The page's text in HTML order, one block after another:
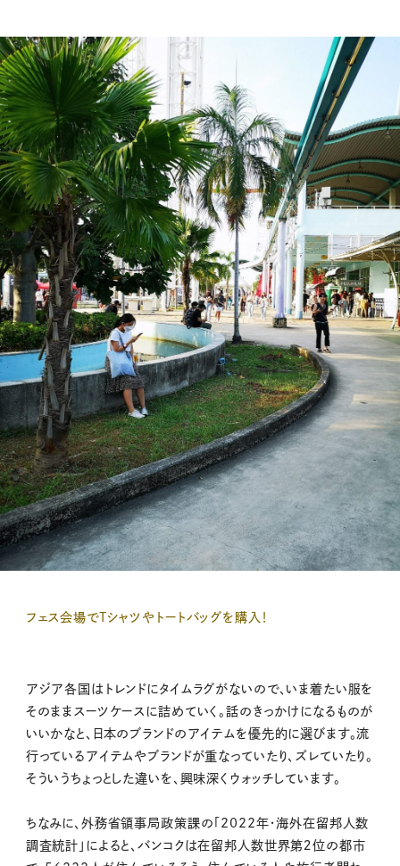
フェス会場でTシャツやトートバッグを購入！
アジア各国はトレンドにタイムラグがないので、いま着たい服を
そのままスーツケースに詰めていく。話のきっかけになるものが
いいかなと、日本のブランドのアイテムを優先的に選びます。流
行っているアイテムやブランドが重なっていたり、ズレていたり。
そういうちょっとした違いを、興味深くウォッチしています。
ちなみに、外務省領事局政策課の「2022年・海外在留邦人数
調査統計」によると、バンコクは在留邦人数世界第２位の都市